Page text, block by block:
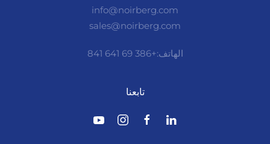
info@noirberg.com
sales@noirberg.com
الهاتف:+386 69 641 841
تابعنا